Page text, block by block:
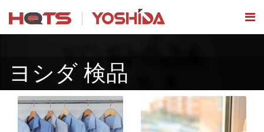
ヨシダ 検品